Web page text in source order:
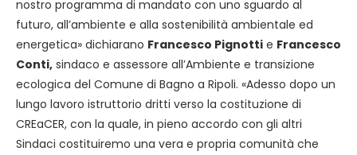
nostro programma di mandato con uno sguardo al
futuro, all’ambiente e alla sostenibilità ambientale ed
energetica» dichiarano Francesco Pignotti e Francesco
Conti, sindaco e assessore all’Ambiente e transizione
ecologica del Comune di Bagno a Ripoli. «Adesso dopo un
lungo lavoro istruttorio dritti verso la costituzione di
CREaCER, con la quale, in pieno accordo con gli altri
Sindaci costituiremo una vera e propria comunità che